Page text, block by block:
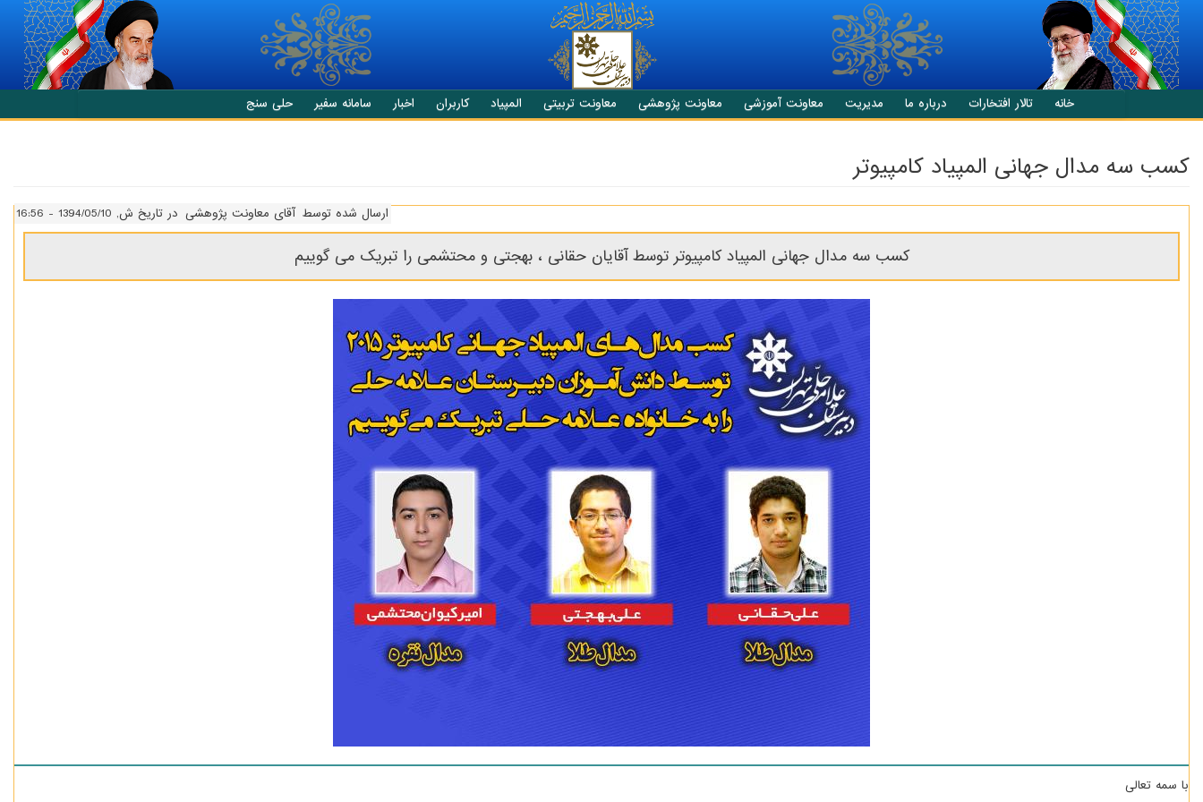
انتقال به محتوای اصلی
خانه تالار افتخارات درباره ما مدیریت معاونت آموزشی معاونت پژوهشی معاونت تربیتی المپیاد کاربران اخبار سامانه سفیر حلی سنج
کسب سه مدال جهانی المپیاد کامپیوتر
ارسال شده توسط آقای معاونت پژوهشی در تاریخ ش, 1394/05/10 - 16:56
کسب سه مدال جهانی المپیاد کامپیوتر توسط آقایان حقانی ، بهجتی و محتشمی را تبریک می گوییم
با سمه تعالی